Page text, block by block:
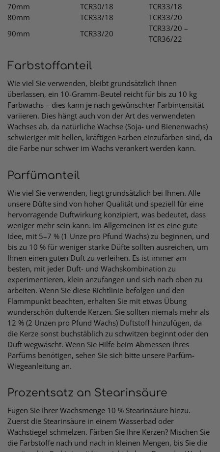
70mm
TCR30/18
TCR33/18
80mm
TCR33/18
TCR33/20
90mm
TCR33/20
TCR33/20 –
TCR36/22
Farbstoffanteil
Wie viel Sie verwenden, bleibt grundsätzlich Ihnen
überlassen, ein 10-Gramm-Beutel reicht für bis zu 10 kg
Farbwachs – dies kann je nach gewünschter Farbintensität
variieren. Dies hängt auch von der Art des verwendeten
Wachses ab, da natürliche Wachse (Soja- und Bienenwachs)
schwieriger mit hellen, kräftigen Farben einzufärben sind, da
die Farbe nur schwer im Wachs verankert werden kann.
Parfümanteil
Wie viel Sie verwenden, liegt grundsätzlich bei Ihnen. Alle
unsere Düfte sind von hoher Qualität und speziell für eine
hervorragende Duftwirkung konzipiert, was bedeutet, dass
weniger mehr sein kann. Im Allgemeinen ist es eine gute
Idee, mit 5–7 % (1 Unze pro Pfund Wachs) zu beginnen, und
bis zu 10 % für weniger starke Düfte sollten ausreichen, um
Ihnen einen guten Duft zu verleihen. Es ist immer am
besten, mit jeder Duft- und Wachskombination zu
experimentieren, klein anzufangen und sich nach oben zu
arbeiten. Wenn Sie diese Richtlinie befolgen und den
Flammpunkt beachten, erhalten Sie mit etwas Übung
wunderschön duftende Kerzen. Sie sollten niemals mehr als
12 % (2 Unzen pro Pfund Wachs) Duftstoff hinzufügen, da
die Kerze sonst buchstäblich zu schwitzen beginnt oder den
Duft wegwäscht. Wenn Sie Hilfe beim Abmessen Ihres
Parfüms benötigen, sehen Sie sich bitte unsere Parfüm-
Wiegeanleitung an.
Prozentsatz an Stearinsäure
Fügen Sie Ihrer Wachsmenge 10 % Stearinsäure hinzu.
Zuerst die Stearinsäure in einem Wasserbad oder
Wachstiegel schmelzen. Färben Sie Ihre Kerzen? Mischen Sie
die Farbstoffe nach und nach in kleinen Mengen, bis Sie die